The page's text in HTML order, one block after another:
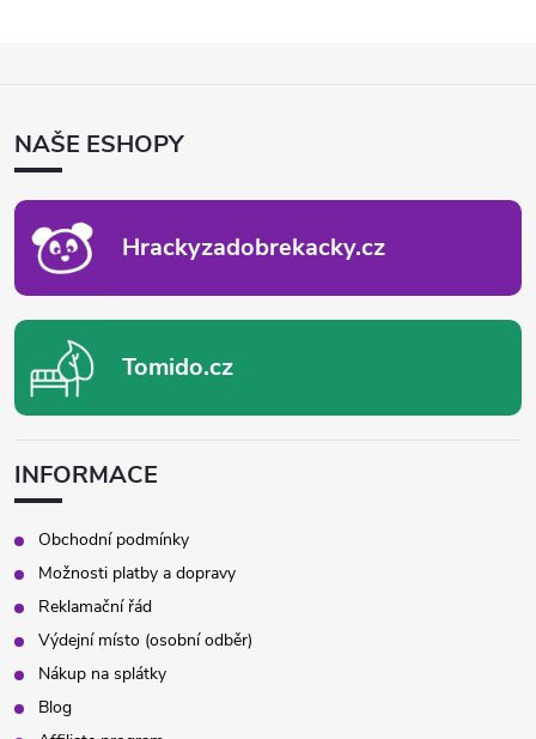
ANAŠE ESHOPY
Hrackyzadobrekacky.cz
Tomido.cz
INFORMACE
Obchodní podmínky
Možnosti platby a dopravy
Reklamační řád
Výdejní místo (osobní odběr)
Nákup na splátky
Blog